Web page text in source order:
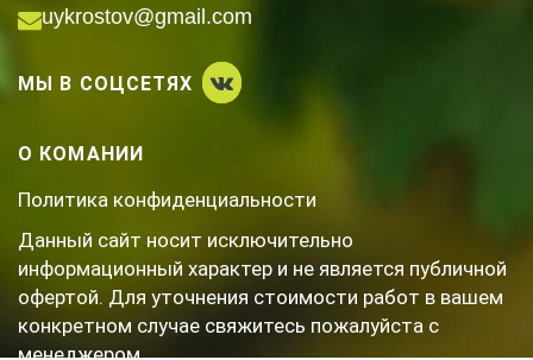
uykrostov@gmail.com
МЫ В СОЦСЕТЯХ
О КОМАНИИ
Политика конфиденциальности
Данный сайт носит исключительно
информационный характер и не является публичной
офертой. Для уточнения стоимости работ в вашем
конкретном случае свяжитесь пожалуйста с
менеджером